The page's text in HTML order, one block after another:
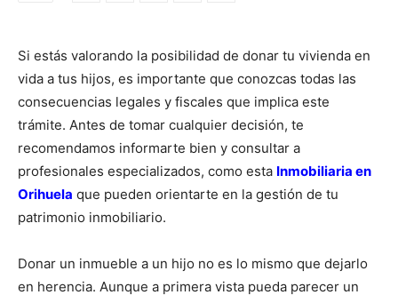
Si estás valorando la posibilidad de donar tu vivienda en
vida a tus hijos, es importante que conozcas todas las
consecuencias legales y fiscales que implica este
trámite. Antes de tomar cualquier decisión, te
recomendamos informarte bien y consultar a
profesionales especializados, como esta Inmobiliaria en
Orihuela que pueden orientarte en la gestión de tu
patrimonio inmobiliario.
Donar un inmueble a un hijo no es lo mismo que dejarlo
en herencia. Aunque a primera vista pueda parecer un